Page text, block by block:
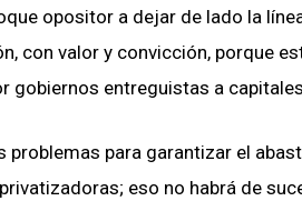
opositor a dejar de lado la
con valor y convicción, porque
entreguistas a
problemas para garantizar el
eso no habrá de